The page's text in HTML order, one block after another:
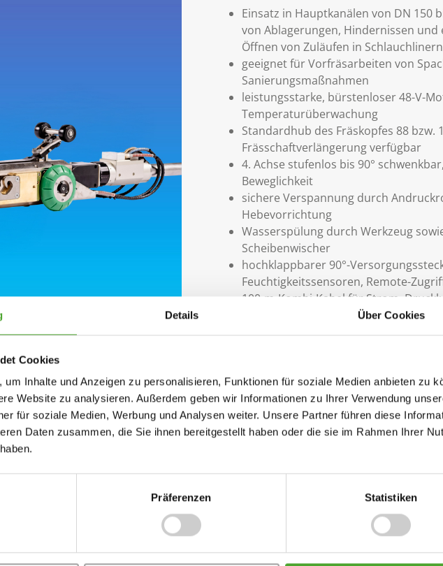
Details Über Cookies
Cookies
um Inhalte und Anzeigen zu personalisieren, Funktionen für soziale Medien anbieten zu
Website zu analysieren. Außerdem geben wir Informationen zu Ihrer Verwendung
für soziale Medien, Werbung und Analysen weiter. Unsere Partner führen diese
Daten zusammen, die Sie ihnen bereitgestellt haben oder die sie im Rahmen Ihrer
Präferenzen Statistiken
Einsatz in Hauptkanälen von DN 150
von Ablagerungen, Hindernissen
Öffnen von Zuläufen in Schlauchlinern
geeignet für Vorfräsarbeiten von
Sanierungsmaßnahmen
leistungsstarke, bürstenloser 48-V-
Temperaturüberwachung
Standardhub des Fräskopfes 88 bzw.
Frässchaftverlängerung verfügbar
4. Achse stufenlos bis 90°
Beweglichkeit
sichere Verspannung durch
Hebevorrichtung
Wasserspülung durch Werkzeug
Scheibenwischer
hochklappbarer 90°-
Feuchtigkeitssensoren, Remote-
100-m-Kombi-Kabel für Strom,
Betrieb über Akku, Generator,
Fremdeinspeisung
Steuerung über Bedienpult mit
von DN 250 bis 800
für große
von bis zu 140
und präzise